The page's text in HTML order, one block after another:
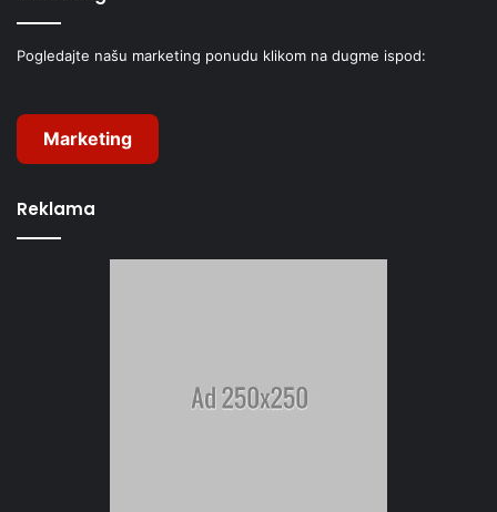
Pogledajte našu marketing ponudu klikom na dugme ispod:
Marketing
Reklama